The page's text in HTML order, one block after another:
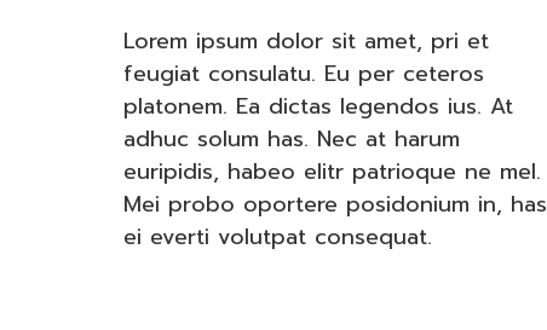
Lorem ipsum dolor sit amet, pri et
feugiat consulatu. Eu per ceteros
platonem. Ea dictas legendos ius. At
adhuc solum has. Nec at harum
euripidis, habeo elitr patrioque ne mel.
Mei probo oportere posidonium in, has
ei everti volutpat consequat.